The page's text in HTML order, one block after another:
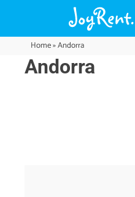
Home»Andorra
Andorra